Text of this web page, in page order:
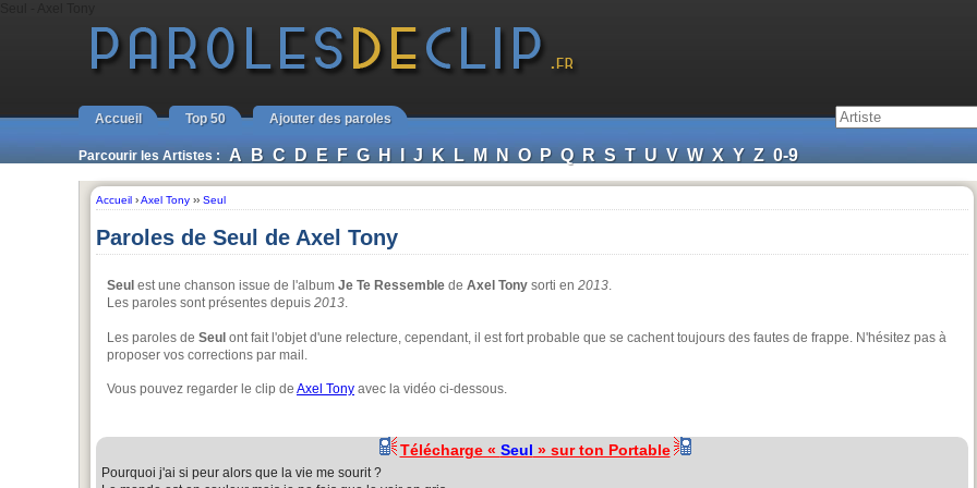
Accueil Top 50 Ajouter des paroles
Parcourir les Artistes : A B C D E F G H I J K L M N O P Q R S T U V W X Y Z 0-9
Accueil ›Axel Tony ›› Seul
Paroles de Seul de Axel Tony
Seul est une chanson issue de l'album Je Te Ressemble de Axel Tony sorti en 2013.
Les paroles sont présentes depuis 2013.
Les paroles de Seul ont fait l'objet d'une relecture, cependant, il est fort probable que se cachent toujours des fautes de frappe. N'hésitez pas à
proposer vos corrections par mail.
Vous pouvez regarder le clip de Axel Tony avec la vidéo ci-dessous.
Télécharge « Seul » sur ton Portable
Pourquoi j'ai si peur alors que la vie me sourit ?